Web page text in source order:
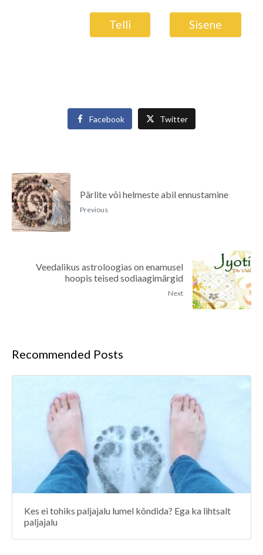
Telli Sisene
Facebook Twitter
Pärlite või helmeste abil ennustamine
Previous
Veedalikus astroloogias on enamusel
hoopis teised sodiaagimärgid
Next
Recommended Posts
Kes ei tohiks paljajalu lumel kõndida? Ega ka lihtsalt
paljajalu